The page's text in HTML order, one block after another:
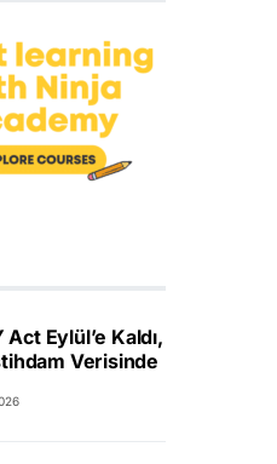
Eylül’e Kaldı,
Verisinde